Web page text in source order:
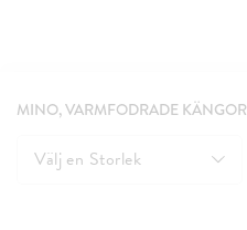
MINO, VARMFODRADE KÄNGOR
Välj en Storlek